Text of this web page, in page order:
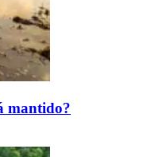
mantido?